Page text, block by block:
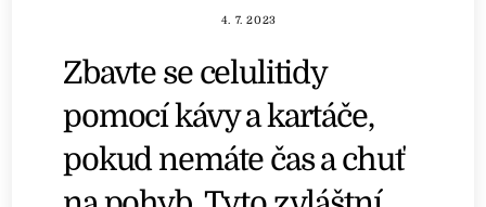
4. 7. 2023
Zbavte se celulitidy
pomocí kávy a kartáče,
pokud nemáte čas a chuť